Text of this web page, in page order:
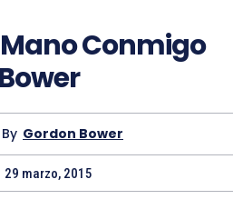
Conmigo
By Gordon Bower
29 marzo, 2015